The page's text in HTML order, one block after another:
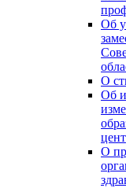
Об
О
Об
О